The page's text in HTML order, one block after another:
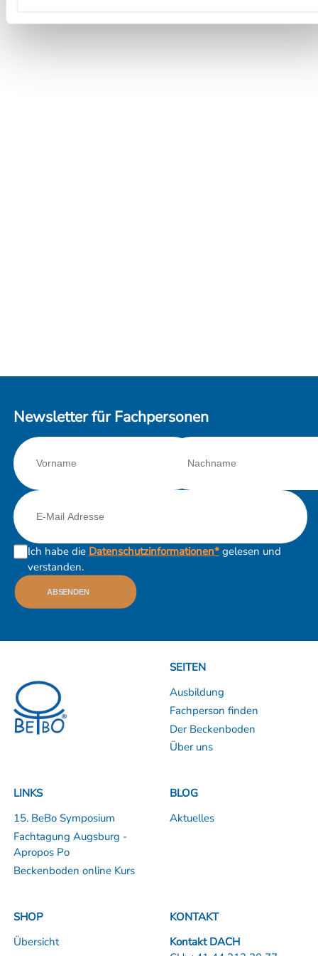
Newsletter für Fachpersonen
Ich habe die Datenschutzinformationen*gelesen und
verstanden.
ABSENDEN
SEITEN
Ausbildung
Fachperson finden
Der Beckenboden
Über uns
LINKS
15. BeBo Symposium
Fachtagung Augsburg -
Apropos Po
Beckenboden online Kurs
BLOG
Aktuelles
SHOP
Übersicht
KONTAKT
Kontakt DACH